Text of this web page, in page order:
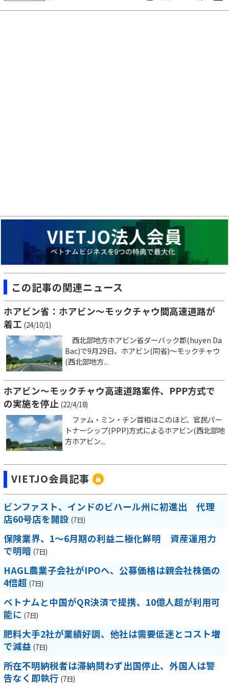
この記事の関連ニュース
ホアビン省：ホアビン～モックチャウ間高速道路が
着工 (24/10/1)
西北部地方ホアビン省ダーバック郡(huyen Da
Bac)で9月29日、ホアビン(同省)～モックチャウ
(西北部地方...
ホアビン～モックチャウ高速道路案件、PPP方式で
の実施を停止 (22/4/18)
ファム・ミン・チン首相はこのほど、官民パー
トナーシップ(PPP)方式によるホアビン(西北部地
方ホアビン...
VIETJO会員記事
ビンファスト、インドのビハール州に初進出 代理
店60号店を開設 (7日)
保険業界、1～6月期の利益二極化鮮明 資産運用力
で明暗 (7日)
HAGL農業子会社がIPOへ、公募価格は親会社株価の
4倍超 (7日)
ベトナムと中国がQR決済で提携、10億人超が利用可
能に (7日)
肥料大手2社が業績好調、他社は需要低迷とコスト増
で減益 (7日)
所在不明納税者は滞納問わず出国停止、外国人は警
告なく即執行 (7日)